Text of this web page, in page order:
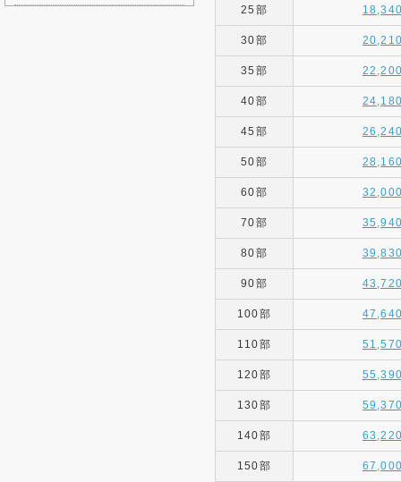
25部
30部
35部
40部
45部
50部
60部
70部
80部
90部
100部
110部
120部
130部
140部
150部